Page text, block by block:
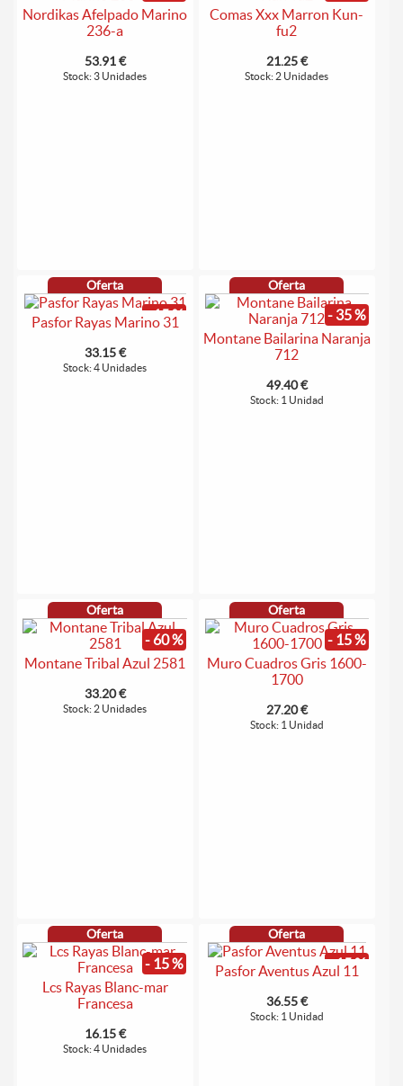
Nordikas Afelpado Marino
236-a
53.91 €
Stock: 3 Unidades
Comas Xxx Marron Kun-
fu2
21.25 €
Stock: 2 Unidades
Oferta
- 15 %
Pasfor Rayas Marino 31
33.15 €
Stock: 4 Unidades
Oferta
- 35 %
Montane Bailarina Naranja
712
49.40 €
Stock: 1 Unidad
Oferta
- 60 %
Montane Tribal Azul 2581
33.20 €
Stock: 2 Unidades
Oferta
- 15 %
Muro Cuadros Gris 1600-
1700
27.20 €
Stock: 1 Unidad
Oferta
- 15 %
Lcs Rayas Blanc-mar
Francesa
16.15 €
Stock: 4 Unidades
Oferta
- 15 %
Pasfor Aventus Azul 11
36.55 €
Stock: 1 Unidad